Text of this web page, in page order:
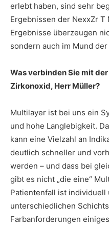
erlebt haben, sind sehr
Ergebnissen der NexxZr
Ergebnisse überzeugen
sondern auch im Mund
Was verbinden Sie mit
Zirkonoxid, Herr Müller?
Multilayer ist bei uns ein
und hohe Langlebigkeit.
kann eine Vielzahl an
deutlich schneller und
werden – und dass bei
gibt es nicht „die eine“
Patientenfall ist
unterschiedlichen
Farbanforderungen